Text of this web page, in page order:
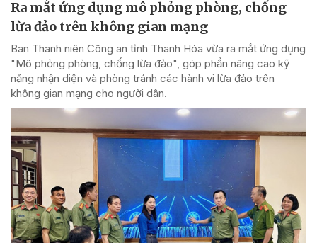
Ra mắt ứng dụng mô phỏng phòng, chống
lừa đảo trên không gian mạng
Ban Thanh niên Công an tỉnh Thanh Hóa vừa ra mắt ứng dụng
"Mô phỏng phòng, chống lừa đảo", góp phần nâng cao kỹ
năng nhận diện và phòng tránh các hành vi lừa đảo trên
không gian mạng cho người dân.